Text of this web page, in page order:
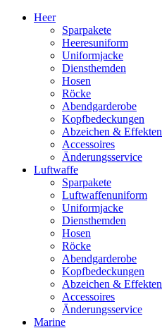
Heer
Sparpakete
Heeresuniform
Uniformjacke
Diensthemden
Hosen
Röcke
Abendgarderobe
Kopfbedeckungen
Abzeichen & Effekten
Accessoires
Änderungsservice
Luftwaffe
Sparpakete
Luftwaffenuniform
Uniformjacke
Diensthemden
Hosen
Röcke
Abendgarderobe
Kopfbedeckungen
Abzeichen & Effekten
Accessoires
Änderungsservice
Marine